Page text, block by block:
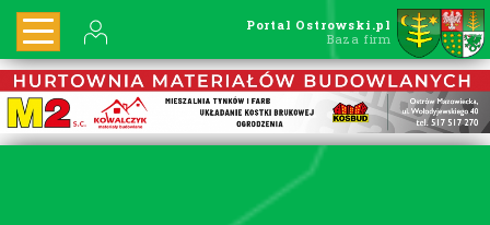
Portal Ostrowski.pl
Baza firm